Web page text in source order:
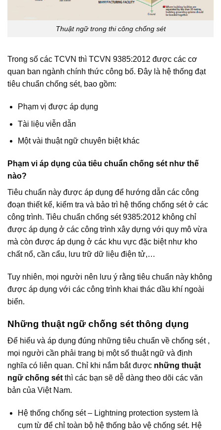
Thuật ngữ trong thi công chống sét
Trong số các TCVN thì TCVN 9385:2012 được các cơ
quan ban ngành chính thức công bố. Đây là hệ thống đạt
tiêu chuẩn chống sét, bao gồm:
Phạm vị được áp dụng
Tài liệu viễn dẫn
Một vài thuật ngữ chuyên biệt khác
Phạm vi áp dụng của tiêu chuẩn chống sét như thế
nào?
Tiêu chuẩn này được áp dụng để hướng dẫn các công
đoạn thiết kế, kiểm tra và bảo trì hệ thống chống sét ở các
công trình. Tiêu chuẩn chống sét 9385:2012 không chỉ
được áp dụng ở các công trình xây dựng với quy mô vừa
mà còn được áp dụng ở các khu vực đặc biệt như kho
chất nổ, cần cẩu, lưu trữ dữ liệu điện tử,…
Tuy nhiên, mọi người nên lưu ý rằng tiêu chuẩn này không
được áp dụng với các công trình khai thác dầu khí ngoài
biển.
Những thuật ngữ chống sét thông dụng
Để hiểu và áp dụng đúng những tiêu chuẩn về chống sét ,
mọi người cần phải trang bị một số thuật ngữ và định
nghĩa có liên quan. Chỉ khi nắm bắt được những thuật
ngữ chống sét thì các bạn sẽ dễ dàng theo dõi các văn
bản của Việt Nam.
Hệ thống chống sét – Lightning protection system là
cụm từ để chỉ toàn bộ hệ thống bảo vệ chống sét. Hệ